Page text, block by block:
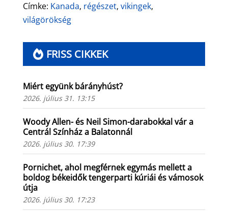
Címke: Kanada, régészet, vikingek,
világörökség
FRISS CIKKEK
Miért együnk bárányhúst?
2026. július 31. 13:15
Woody Allen- és Neil Simon-darabokkal vár a
Centrál Színház a Balatonnál
2026. július 30. 17:39
Pornichet, ahol megférnek egymás mellett a
boldog békeidők tengerparti kúriái és vámosok
útja
2026. július 30. 17:23